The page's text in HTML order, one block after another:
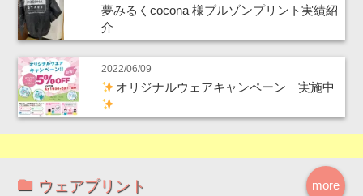
夢みるくcocona 様ブルゾンプリント実績紹
介
2022/06/09
オリジナルウェアキャンペーン 実施中
more
ウェアプリント